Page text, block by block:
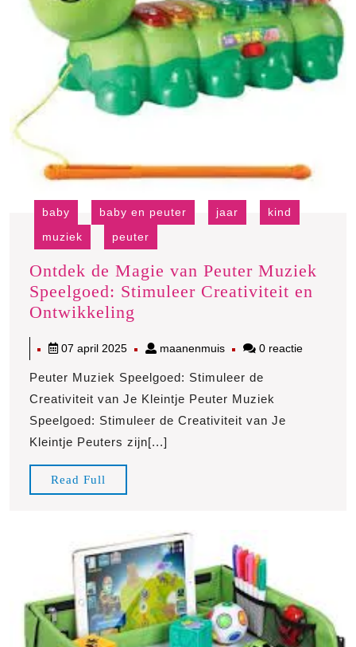
baby baby en peuter jaar
kind
muziek
peuter
Ontdek de Magie van Peuter Muziek
Speelgoed: Stimuleer Creativiteit en
Ontwikkeling
Magie
van
Peuter
Muziek
Speelgoed:
07 april 202507
2025
maanenmuismaanenmuis
0 reactie
Peuter Muziek Speelgoed: Stimuleer de
Creativiteit van Je Kleintje Peuter Muziek
Speelgoed: Stimuleer de Creativiteit van Je
Kleintje Peuters zijn[...]
Read Full
Full